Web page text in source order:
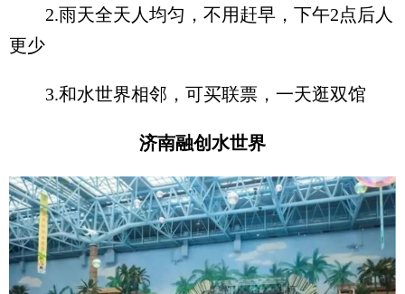
2.雨天全天人均匀，不用赶早，下午2点后人
更少
3.和水世界相邻，可买联票，一天逛双馆
济南融创水世界